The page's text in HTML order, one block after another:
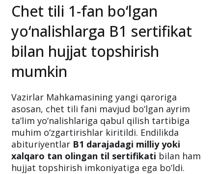
Chet tili 1-fan bo‘lgan
yo‘nalishlarga B1 sertifikat
bilan hujjat topshirish
mumkin
Vazirlar Mahkamasining yangi qaroriga
asosan, chet tili fani mavjud bo‘lgan ayrim
ta’lim yo‘nalishlariga qabul qilish tartibiga
muhim o‘zgartirishlar kiritildi. Endilikda
abituriyentlar B1 darajadagi milliy yoki
xalqaro tan olingan til sertifikati bilan ham
hujjat topshirish imkoniyatiga ega bo‘ldi.